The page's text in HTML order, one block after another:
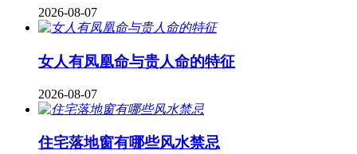
2026-08-07
女人有凤凰命与贵人命的特征
2026-08-07
住宅落地窗有哪些风水禁忌